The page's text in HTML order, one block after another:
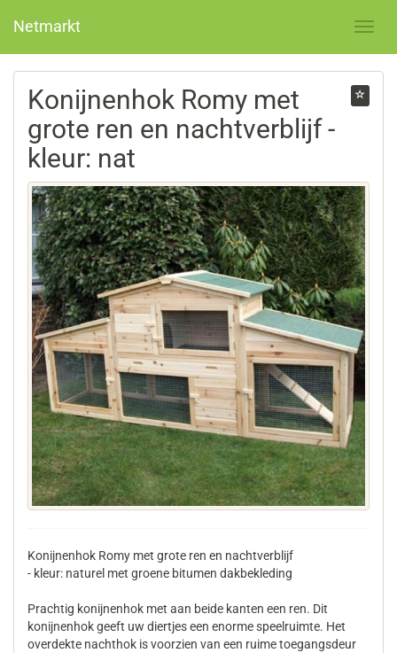
Netmarkt
Konijnenhok Romy met
grote ren en nachtverblijf -
kleur: nat
Konijnenhok Romy met grote ren en nachtverblijf
- kleur: naturel met groene bitumen dakbekleding
Prachtig konijnenhok met aan beide kanten een ren. Dit
konijnenhok geeft uw diertjes een enorme speelruimte. Het
overdekte nachthok is voorzien van een ruime toegangsdeur